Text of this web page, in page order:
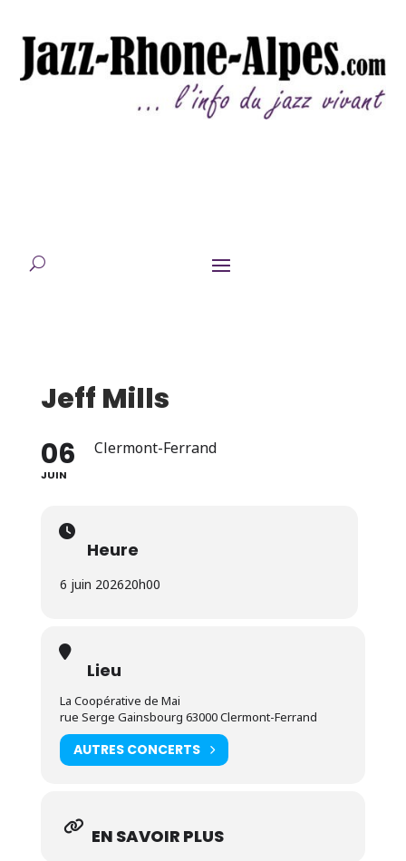
Jeff Mills
06
JUIN
Clermont-Ferrand
Heure
6 juin 202620h00
Lieu
La Coopérative de Mai
rue Serge Gainsbourg 63000 Clermont-Ferrand
AUTRES CONCERTS
EN SAVOIR PLUS